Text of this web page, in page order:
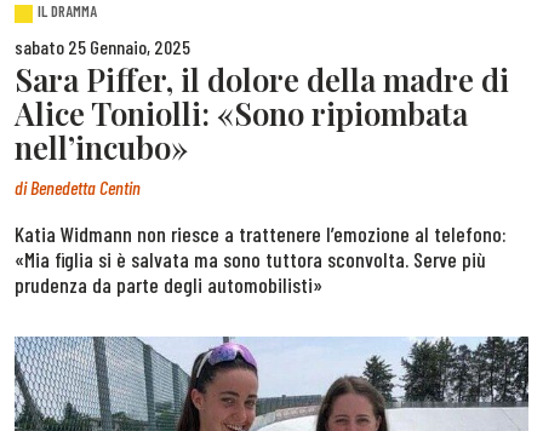
IL DRAMMA
sabato 25 Gennaio, 2025
Sara Piffer, il dolore della madre di
Alice Toniolli: «Sono ripiombata
nell’incubo»
diBenedetta Centin
Katia Widmann non riesce a trattenere l’emozione al telefono:
«Mia figlia si è salvata ma sono tuttora sconvolta. Serve più
prudenza da parte degli automobilisti»